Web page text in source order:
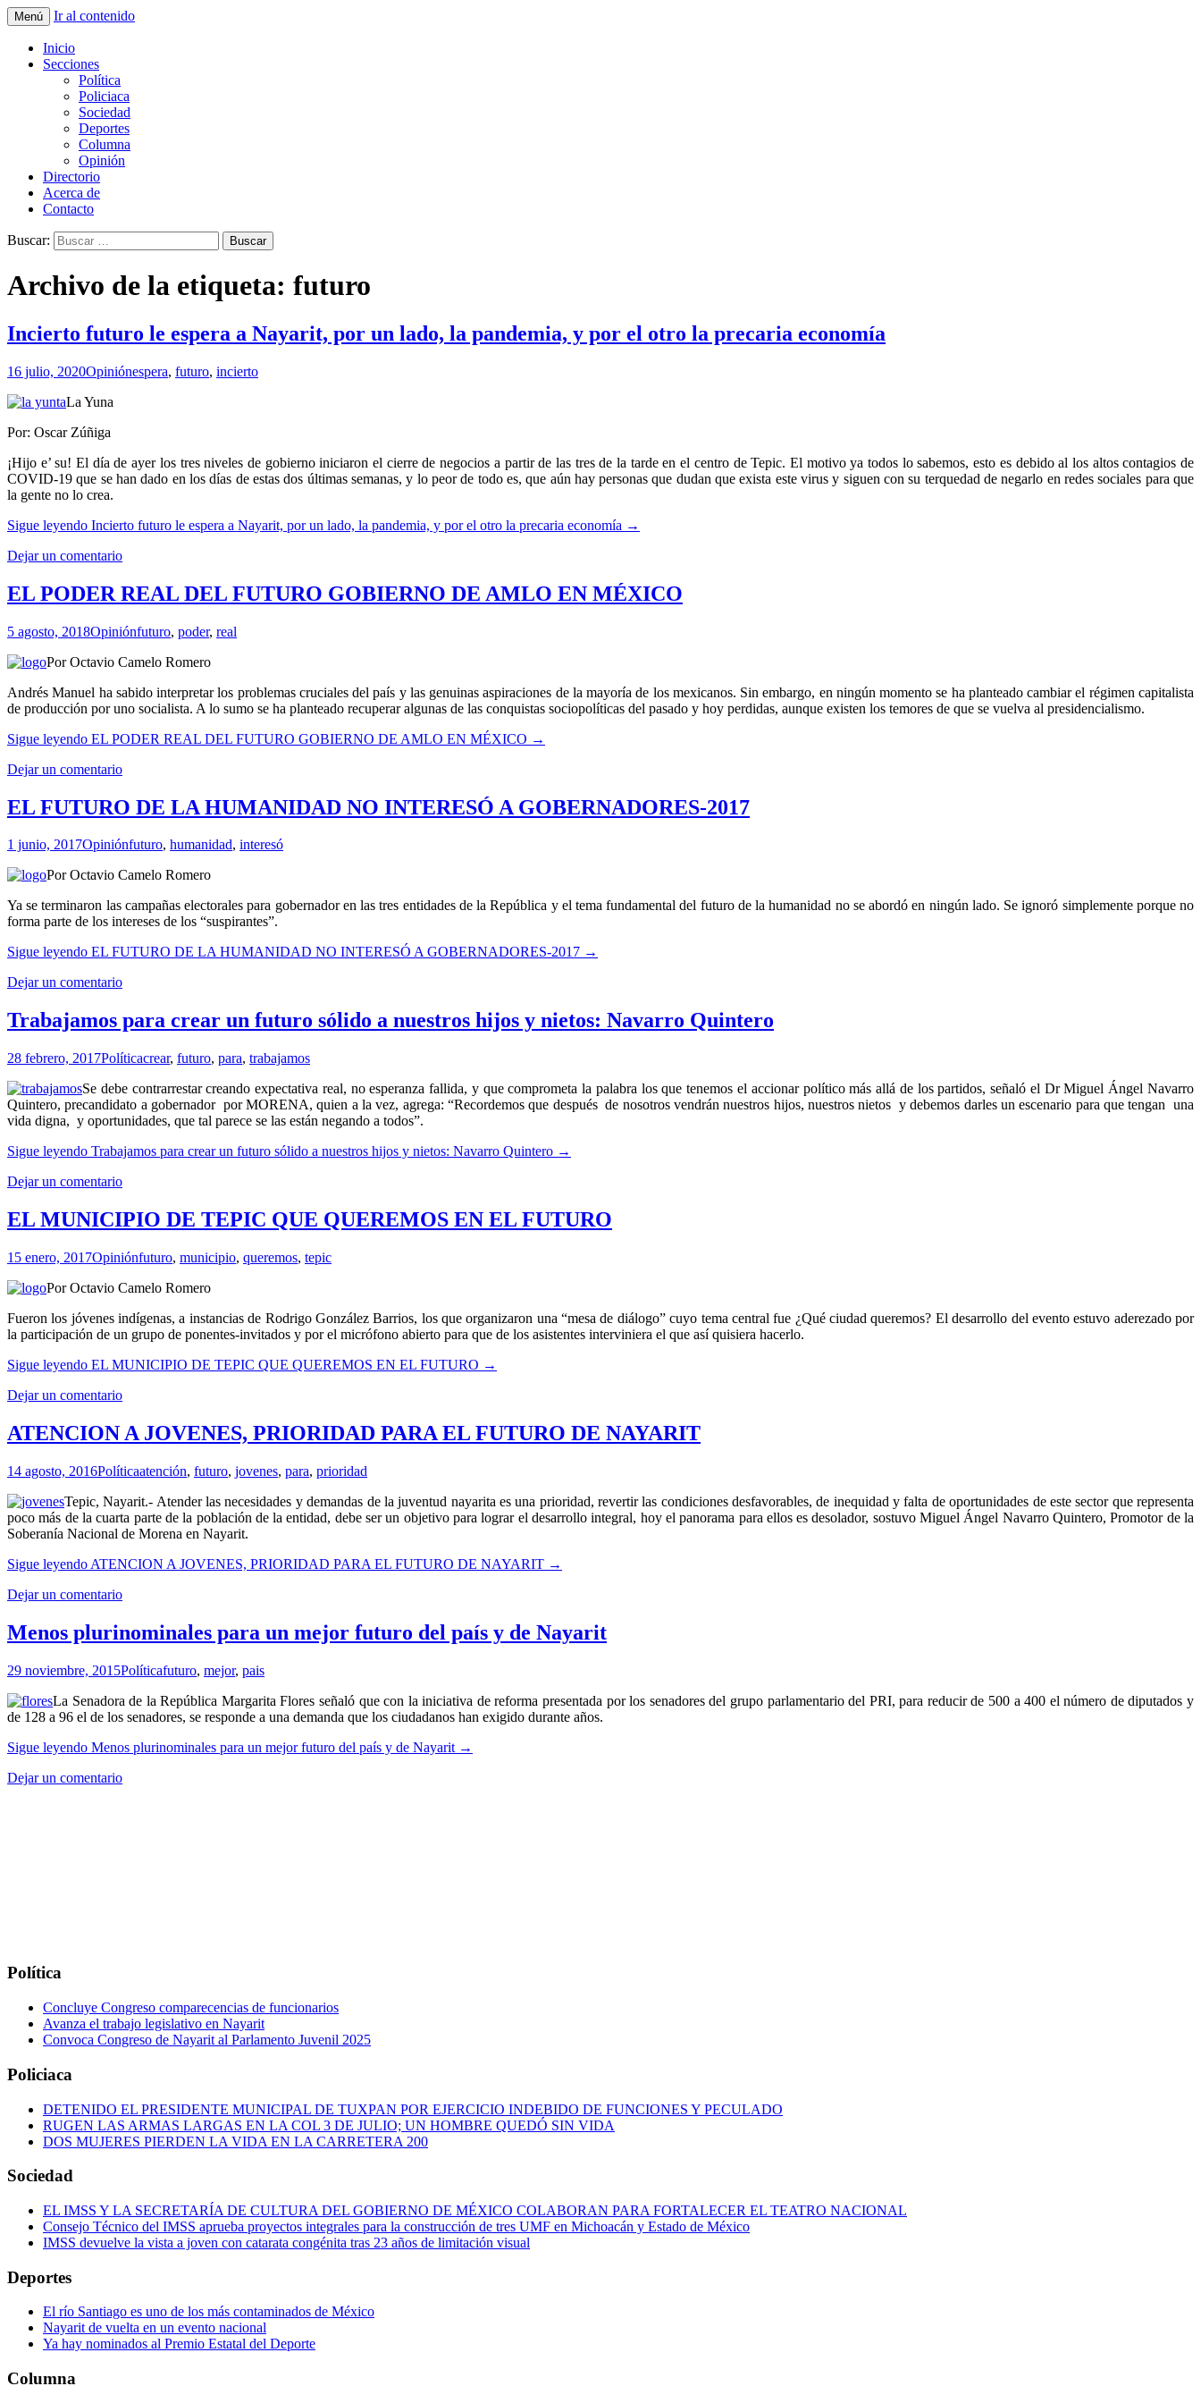
La Yunta de Tepic
Menú Ir al contenido
Inicio
Secciones
Política
Policiaca
Sociedad
Deportes
Columna
Opinión
Directorio
Acerca de
Contacto
Buscar:
Archivo de la etiqueta: futuro
Incierto futuro le espera a Nayarit, por un lado, la pandemia, y por el otro la precaria economía
16 julio, 2020Opiniónespera, futuro, incierto
La Yuna
Por: Oscar Zúñiga
¡Hijo e’ su! El día de ayer los tres niveles de gobierno iniciaron el cierre de negocios a partir de las tres de la tarde en el centro de Tepic. El motivo ya todos lo sabemos, esto es debido al los altos contagios de
COVID-19 que se han dado en los días de estas dos últimas semanas, y lo peor de todo es, que aún hay personas que dudan que exista este virus y siguen con su terquedad de negarlo en redes sociales para que
la gente no lo crea.
Sigue leyendo Incierto futuro le espera a Nayarit, por un lado, la pandemia, y por el otro la precaria economía →
Dejar un comentario
EL PODER REAL DEL FUTURO GOBIERNO DE AMLO EN MÉXICO
5 agosto, 2018Opiniónfuturo, poder, real
Por Octavio Camelo Romero
Andrés Manuel ha sabido interpretar los problemas cruciales del país y las genuinas aspiraciones de la mayoría de los mexicanos. Sin embargo, en ningún momento se ha planteado cambiar el régimen capitalista
de producción por uno socialista. A lo sumo se ha planteado recuperar algunas de las conquistas sociopolíticas del pasado y hoy perdidas, aunque existen los temores de que se vuelva al presidencialismo.
Sigue leyendo EL PODER REAL DEL FUTURO GOBIERNO DE AMLO EN MÉXICO →
Dejar un comentario
EL FUTURO DE LA HUMANIDAD NO INTERESÓ A GOBERNADORES-2017
1 junio, 2017Opiniónfuturo, humanidad, interesó
Por Octavio Camelo Romero
Ya se terminaron las campañas electorales para gobernador en las tres entidades de la República y el tema fundamental del futuro de la humanidad no se abordó en ningún lado. Se ignoró simplemente porque no
forma parte de los intereses de los “suspirantes”.
Sigue leyendo EL FUTURO DE LA HUMANIDAD NO INTERESÓ A GOBERNADORES-2017 →
Dejar un comentario
Trabajamos para crear un futuro sólido a nuestros hijos y nietos: Navarro Quintero
28 febrero, 2017Políticacrear, futuro, para, trabajamos
Se debe contrarrestar creando expectativa real, no esperanza fallida, y que comprometa la palabra los que tenemos el accionar político más allá de los partidos, señaló el Dr Miguel Ángel Navarro
Quintero, precandidato a gobernador por MORENA, quien a la vez, agrega: “Recordemos que después de nosotros vendrán nuestros hijos, nuestros nietos y debemos darles un escenario para que tengan una
vida digna, y oportunidades, que tal parece se las están negando a todos”.
Sigue leyendo Trabajamos para crear un futuro sólido a nuestros hijos y nietos: Navarro Quintero →
Dejar un comentario
EL MUNICIPIO DE TEPIC QUE QUEREMOS EN EL FUTURO
15 enero, 2017Opiniónfuturo, municipio, queremos, tepic
Por Octavio Camelo Romero
Fueron los jóvenes indígenas, a instancias de Rodrigo González Barrios, los que organizaron una “mesa de diálogo” cuyo tema central fue ¿Qué ciudad queremos? El desarrollo del evento estuvo aderezado por
la participación de un grupo de ponentes-invitados y por el micrófono abierto para que de los asistentes interviniera el que así quisiera hacerlo.
Sigue leyendo EL MUNICIPIO DE TEPIC QUE QUEREMOS EN EL FUTURO →
Dejar un comentario
ATENCION A JOVENES, PRIORIDAD PARA EL FUTURO DE NAYARIT
14 agosto, 2016Políticaatención, futuro, jovenes, para, prioridad
Tepic, Nayarit.- Atender las necesidades y demandas de la juventud nayarita es una prioridad, revertir las condiciones desfavorables, de inequidad y falta de oportunidades de este sector que representa
poco más de la cuarta parte de la población de la entidad, debe ser un objetivo para lograr el desarrollo integral, hoy el panorama para ellos es desolador, sostuvo Miguel Ángel Navarro Quintero, Promotor de la
Soberanía Nacional de Morena en Nayarit.
Sigue leyendo ATENCION A JOVENES, PRIORIDAD PARA EL FUTURO DE NAYARIT →
Dejar un comentario
Menos plurinominales para un mejor futuro del país y de Nayarit
29 noviembre, 2015Políticafuturo, mejor, pais
La Senadora de la República Margarita Flores señaló que con la iniciativa de reforma presentada por los senadores del grupo parlamentario del PRI, para reducir de 500 a 400 el número de diputados y
de 128 a 96 el de los senadores, se responde a una demanda que los ciudadanos han exigido durante años.
Sigue leyendo Menos plurinominales para un mejor futuro del país y de Nayarit →
Dejar un comentario
Política
Concluye Congreso comparecencias de funcionarios
Avanza el trabajo legislativo en Nayarit
Convoca Congreso de Nayarit al Parlamento Juvenil 2025
Policiaca
DETENIDO EL PRESIDENTE MUNICIPAL DE TUXPAN POR EJERCICIO INDEBIDO DE FUNCIONES Y PECULADO
RUGEN LAS ARMAS LARGAS EN LA COL 3 DE JULIO; UN HOMBRE QUEDÓ SIN VIDA
DOS MUJERES PIERDEN LA VIDA EN LA CARRETERA 200
Sociedad
EL IMSS Y LA SECRETARÍA DE CULTURA DEL GOBIERNO DE MÉXICO COLABORAN PARA FORTALECER EL TEATRO NACIONAL
Consejo Técnico del IMSS aprueba proyectos integrales para la construcción de tres UMF en Michoacán y Estado de México
IMSS devuelve la vista a joven con catarata congénita tras 23 años de limitación visual
Deportes
El río Santiago es uno de los más contaminados de México
Nayarit de vuelta en un evento nacional
Ya hay nominados al Premio Estatal del Deporte
Columna